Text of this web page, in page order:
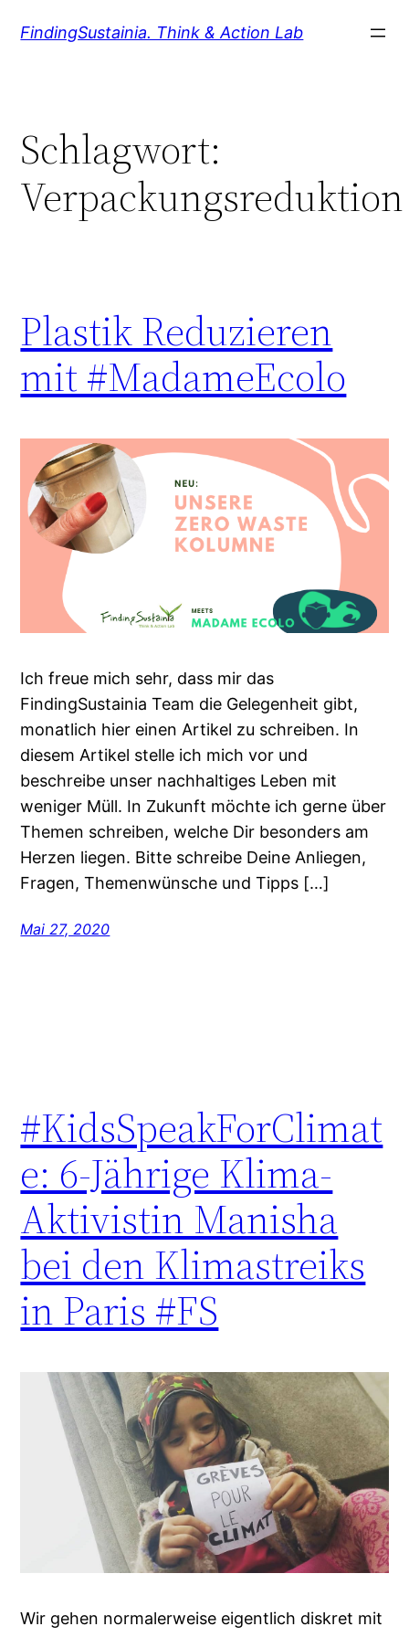
InhaltFindingSustainia. Think & Action Lab
Schlagwort:
Verpackungsreduktion
Plastik Reduzieren
mit #MadameEcolo
Ich freue mich sehr, dass mir das
FindingSustainia Team die Gelegenheit gibt,
monatlich hier einen Artikel zu schreiben. In
diesem Artikel stelle ich mich vor und
beschreibe unser nachhaltiges Leben mit
weniger Müll. In Zukunft möchte ich gerne über
Themen schreiben, welche Dir besonders am
Herzen liegen. Bitte schreibe Deine Anliegen,
Fragen, Themenwünsche und Tipps […]
Mai 27, 2020
#KidsSpeakForClimat
e: 6-Jährige Klima-
Aktivistin Manisha
bei den Klimastreiks
in Paris #FS
Wir gehen normalerweise eigentlich diskret mit